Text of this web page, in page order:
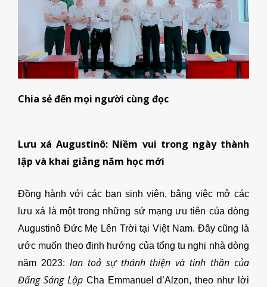
Chia sẻ đến mọi người cùng đọc
Lưu xá Augustinô: Niềm vui trong ngày thành
lập và khai giảng năm học mới
Đồng hành với các bạn sinh viên, bằng việc mở các
lưu xá là một trong những sứ mạng ưu tiên của dòng
Augustinô Đức Mẹ Lên Trời tại Việt Nam. Đây cũng là
ước muốn theo định hướng của tổng tu nghị nhà dòng
năm 2023: lan toả sự thánh thiện và tinh thần của
Đấng Sáng Lập Cha Emmanuel d’Alzon, theo như lời